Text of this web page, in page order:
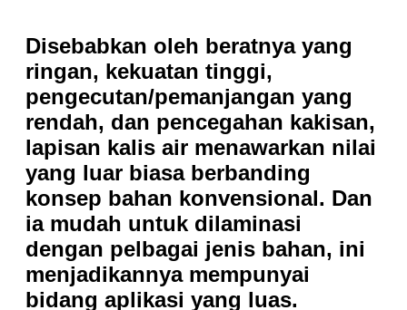
Disebabkan oleh beratnya yang
ringan, kekuatan tinggi,
pengecutan/pemanjangan yang
rendah, dan pencegahan kakisan,
lapisan kalis air menawarkan nilai
yang luar biasa berbanding
konsep bahan konvensional. Dan
ia mudah untuk dilaminasi
dengan pelbagai jenis bahan, ini
menjadikannya mempunyai
bidang aplikasi yang luas.